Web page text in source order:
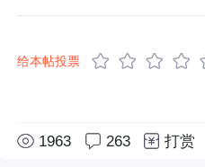
给本帖投票
1963 263 打赏